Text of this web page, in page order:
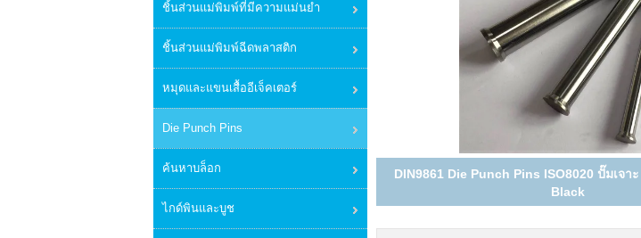
ชิ้นส่วนแม่พิมพ์ที่มีความแม่นยำ
ชิ้นส่วนแม่พิมพ์ฉีดพลาสติก
หมุดและแขนเสื้ออีเจ็คเตอร์
Die Punch Pins
ค้นหาบล็อก
ไกด์พินและบูช
ASP23 D2 แท่นปั๊มโลหะ, หมัดเสี้ยนไร้สนิม